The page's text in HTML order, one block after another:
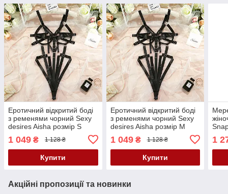
Еротичний відкритий боді
з ременями чорний Sexy
desires Aisha розмір S
1 049 ₴ 1 128 ₴
Купити
Еротичний відкритий боді
з ременями чорний Sexy
desires Aisha розмір M
1 049₴ 1 128 ₴
Купити
1
Акційні пропозиції та новинки